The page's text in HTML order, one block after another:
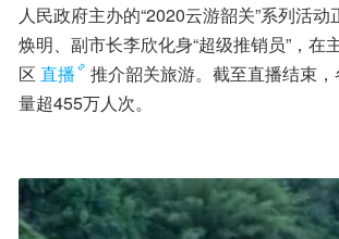
人民政府主办的“2020云游韶关”系列活
焕明、副市长李欣化身“超级推销员”，在
区 直播
推介韶关旅游。截至直播结束
量超455万人次。